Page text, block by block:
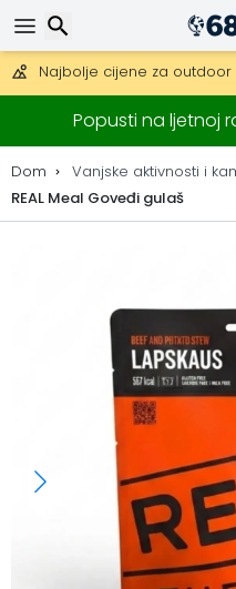
Mogućnost slanja DHL
30 dana za povrat, 90
Najbolje cijene za
Popusti na ljetnoj
Dom Vanjske aktivnosti i
REAL Meal Goveđi gulaš
Traži